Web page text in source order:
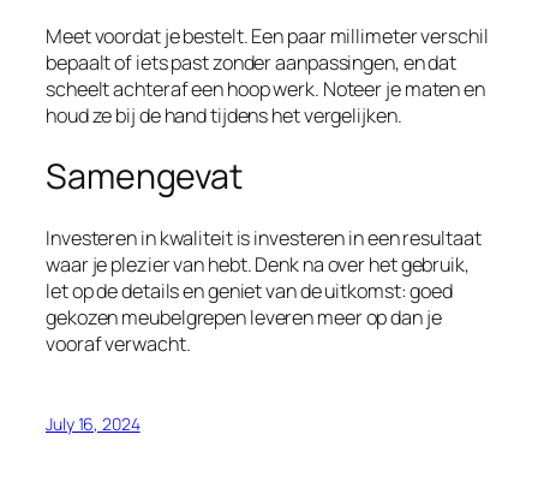
Meet voordat je bestelt. Een paar millimeter verschil
bepaalt of iets past zonder aanpassingen, en dat
scheelt achteraf een hoop werk. Noteer je maten en
houd ze bij de hand tijdens het vergelijken.
Samengevat
Investeren in kwaliteit is investeren in een resultaat
waar je plezier van hebt. Denk na over het gebruik,
let op de details en geniet van de uitkomst: goed
gekozen meubelgrepen leveren meer op dan je
vooraf verwacht.
July 16, 2024